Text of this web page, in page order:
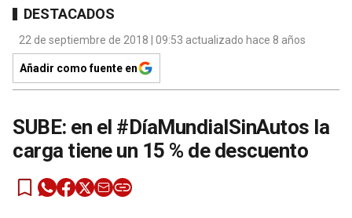
DESTACADOS
22 de septiembre de 2018 | 09:53 actualizado hace 8 años
Añadir como fuente en
SUBE: en el #DíaMundialSinAutos la
carga tiene un 15 % de descuento